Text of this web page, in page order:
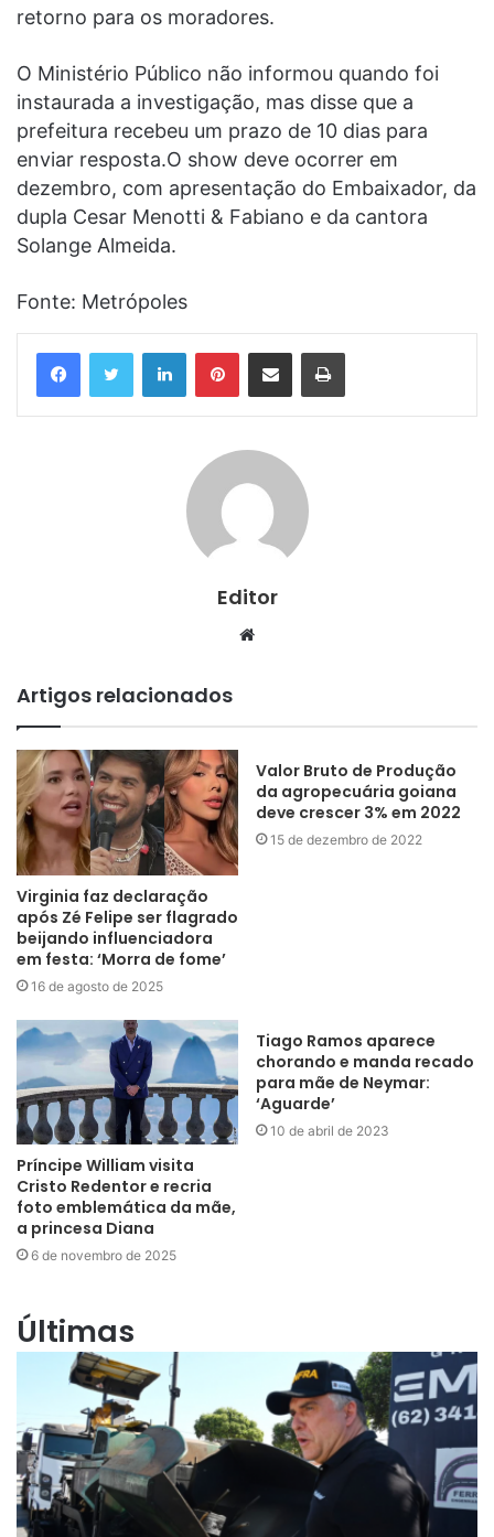
retorno para os moradores.
O Ministério Público não informou quando foi
instaurada a investigação, mas disse que a
prefeitura recebeu um prazo de 10 dias para
enviar resposta.O show deve ocorrer em
dezembro, com apresentação do Embaixador, da
dupla Cesar Menotti & Fabiano e da cantora
Solange Almeida.
Fonte: Metrópoles
LinkedinPinterestCompartilhar via e-mail Imprimir
Editor
Website
Artigos relacionados
Virginia faz declaração
após Zé Felipe ser flagrado
beijando influenciadora
em festa: ‘Morra de fome’
16 de agosto de 2025
Valor Bruto de Produção
da agropecuária goiana
deve crescer 3% em 2022
15 de dezembro de 2022
Príncipe William visita
Cristo Redentor e recria
foto emblemática da mãe,
a princesa Diana
6 de novembro de 2025
Tiago Ramos aparece
chorando e manda recado
para mãe de Neymar:
‘Aguarde’
10 de abril de 2023
Últimas